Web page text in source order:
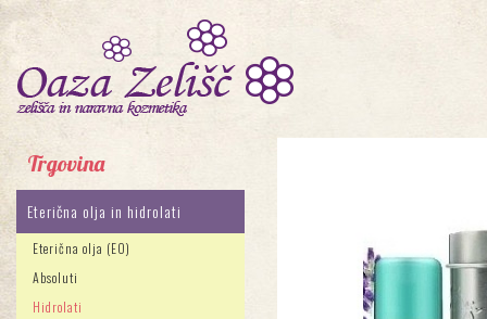
Trgovina
Eterična olja in hidrolati
Eterična olja (EO)
Absoluti
Hidrolati